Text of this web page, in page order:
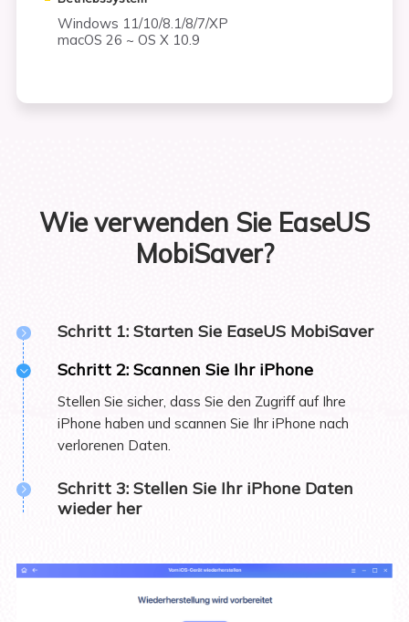
Windows 11/10/8.1/8/7/XP
macOS 26 ~ OS X 10.9
Wie verwenden Sie EaseUS
MobiSaver?
Schritt 1: Starten Sie EaseUS MobiSaver
Starten Sie EaseUS MobiSaver und verbinden Sie Ihr
Wiederherstellungsmodus.
Schritt 2: Scannen Sie Ihr iPhone
Stellen Sie sicher, dass Sie den Zugriff auf Ihre
iPhone haben und scannen Sie Ihr iPhone nach
verlorenen Daten.
Schritt 3: Stellen Sie Ihr iPhone Daten
wieder her
Daten in der Vorschau an und stellen Sie sie wieder
her.